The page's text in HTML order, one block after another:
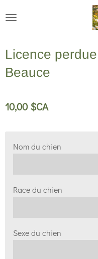
principal
Licence
Beauce
10,00 $CA
Nom du chien
Race du chien
Sexe du chien